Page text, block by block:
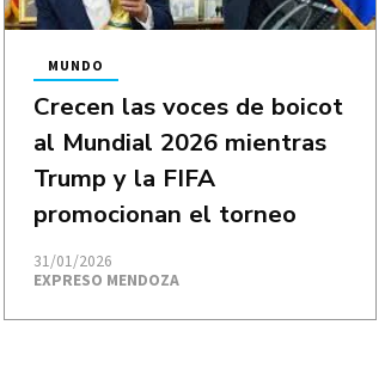
Crecen las voces de boicot
al Mundial 2026 mientras
Trump y la FIFA
promocionan el torneo
EXPRESO MENDOZA
MUNDO
31/01/2026